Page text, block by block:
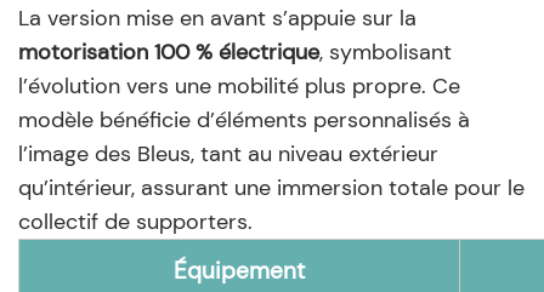
La version mise en avant s’appuie sur la
motorisation 100 % électrique, symbolisant
l’évolution vers une mobilité plus propre. Ce
modèle bénéficie d’éléments personnalisés à
l’image des Bleus, tant au niveau extérieur
qu’intérieur, assurant une immersion totale pour le
collectif de supporters.
Équipement